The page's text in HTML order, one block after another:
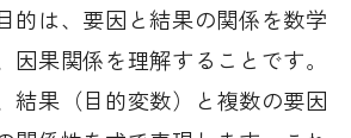
的は、要因と結果の関係を数学
因果関係を理解することです。
結果（目的変数）と複数の要因